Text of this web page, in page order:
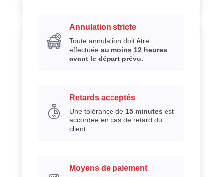
Annulation stricte
Toute annulation doit être
effectuée au moins 12 heures
avant le départ prévu.
Retards acceptés
Une tolérance de 15 minutes est
accordée en cas de retard du
client.
Moyens de paiement